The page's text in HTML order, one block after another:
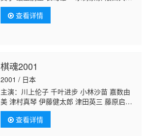
助 饭塚昭三 关俊彦 近藤隆 京田尚子 内海贤
二伊藤和晃古山贵实子 中村大树 川上伦
子 津村真琴 槐柳二 小林俊夫 桃井晴子 松下
查看详情
棋魂2001
2001 / 日本
主演：川上伦子 千叶进步 小林沙苗 嘉数由
美 津村真琴 伊藤健太郎 津田英三 藤原启
治 浅川悠 樱井孝宏 高木礼子 铃村健一 水田
山葵 榎本温子 纳谷六朗 铃木晶子 川村拓
央 重松朋 渡边明乃
查看详情